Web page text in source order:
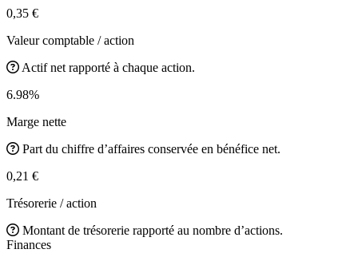
0,35 €
Valeur comptable / action
Actif net rapporté à chaque action.
6.98%
Marge nette
Part du chiffre d’affaires conservée en bénéfice net.
0,21 €
Trésorerie / action
Montant de trésorerie rapporté au nombre d’actions.
Finances